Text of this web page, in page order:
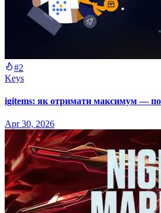
#2
Keys
igitems: як отримати максимум —
Apr 30, 2026